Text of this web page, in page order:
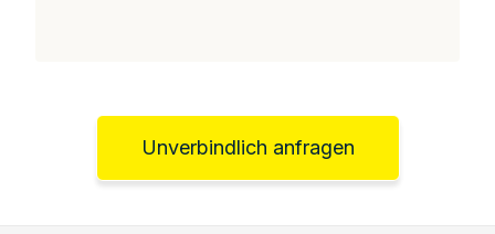
Unverbindlich anfragen